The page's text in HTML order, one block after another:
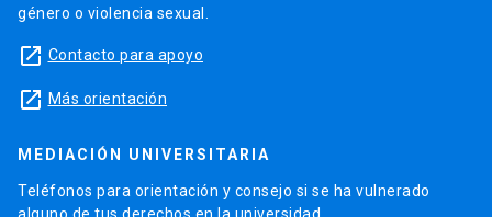
género o violencia sexual.
launch Contacto para apoyo
launch Más orientación
MEDIACIÓN UNIVERSITARIA
Teléfonos para orientación y consejo si se ha vulnerado